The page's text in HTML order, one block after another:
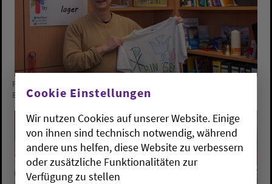
Pfarrer Matthias Hempel ist in der oldenburgischen Kirche
Beauftragter für KonfirmandenarbeitFoto: ELKiO/Privat
Cookie Einstellungen
Wir nutzen Cookies auf unserer Website. Einige
von ihnen sind technisch notwendig, während
andere uns helfen, diese Website zu verbessern
oder zusätzliche Funktionalitäten zur
Verfügung zu stellen